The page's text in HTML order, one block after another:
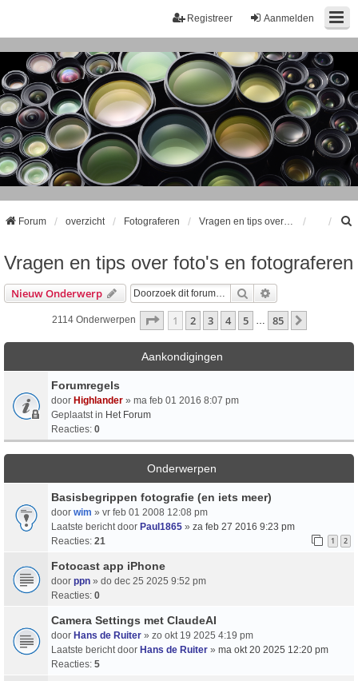
Aanmelden
Registreer
Forum overzicht Fotograferen
Vragen en tips over foto's en fotograferen
Nieuw Onderwerp Zoek
2114 Onderwerpen Pagina Van85
1 2 3 4 5 85
Aankondigingen
Forumregels
door Highlander » ma feb 01 2016 8:07 pm
Geplaatst in Het Forum
Reacties: 0
Onderwerpen
Basisbegrippen fotografie (en iets meer)
door wim » vr feb 01 2008 12:08 pm
Laatste bericht door Paul1865 » za feb 27 2016 9:23 pm
Reacties: 21 1 2
Fotocast app iPhone
door ppn » do dec 25 2025 9:52 pm
Reacties: 0
Camera Settings met ClaudeAI
door Hans de Ruiter » zo okt 19 2025 4:19 pm
Laatste bericht door Hans de Ruiter » ma okt 20 2025 12:20 pm
Reacties: 5